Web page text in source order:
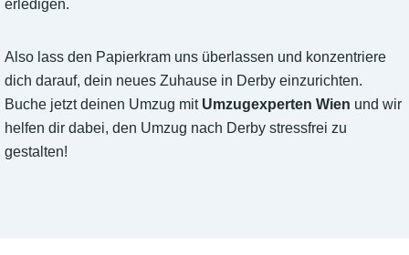
erledigen.
Also lass den Papierkram uns überlassen und konzentriere
dich darauf, dein neues Zuhause in Derby einzurichten.
Buche jetzt deinen Umzug mit Umzugexperten Wien und wir
helfen dir dabei, den Umzug nach Derby stressfrei zu
gestalten!